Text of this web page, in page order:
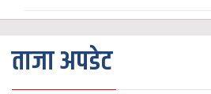
ताजा अपडेट